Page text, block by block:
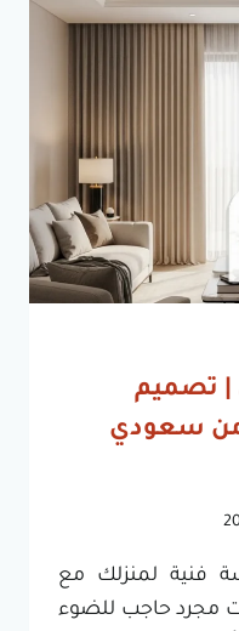
| تصميم
من سعودي
فنية لمنزلك مع
مجرد حاجب للضوء